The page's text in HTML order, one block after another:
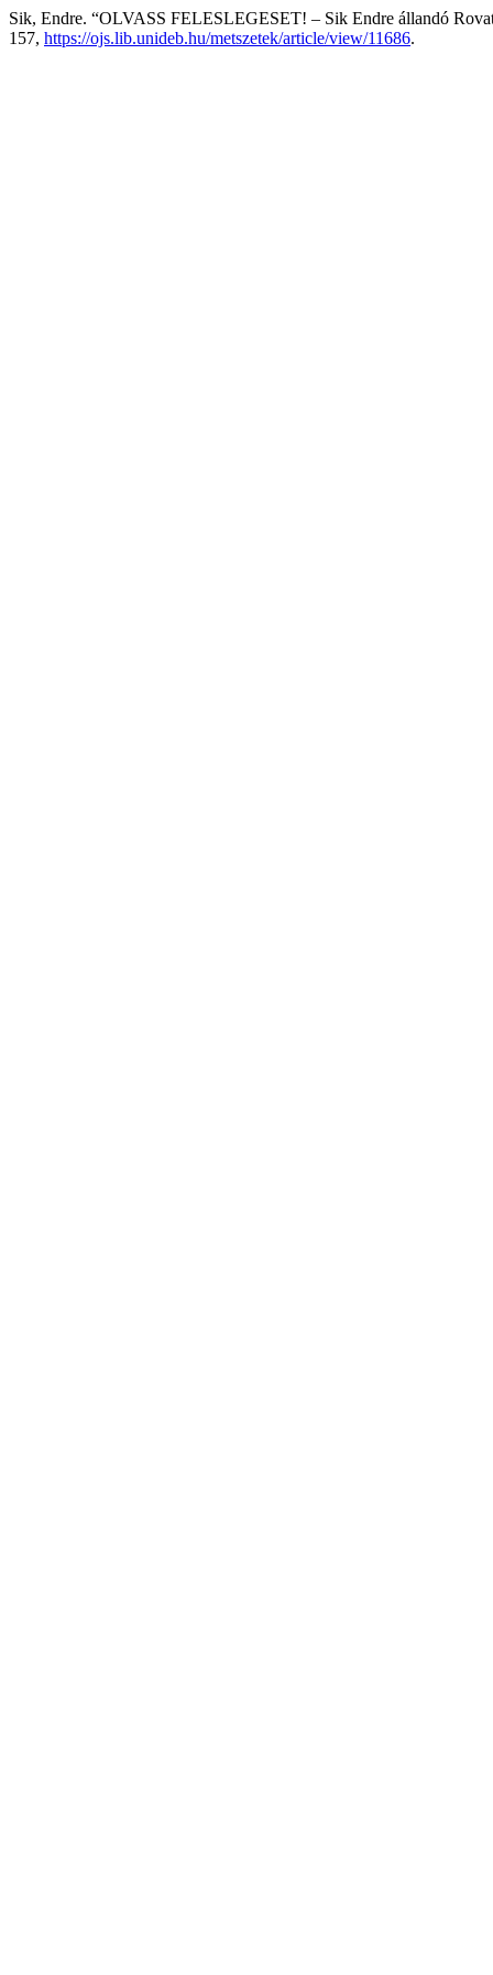
Sik, Endre. “OLVASS FELESLEGESET! – Sik Endre állandó
157, https://ojs.lib.unideb.hu/metszetek/article/view/11686.